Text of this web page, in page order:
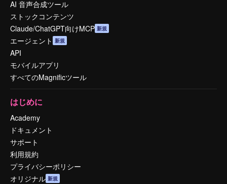
AI 音声合成ツール
ストックコンテンツ
Claude/ChatGPT向けMCP 新規
エージェント 新規
API
モバイルアプリ
すべてのMagnificツール
はじめに
Academy
ドキュメント
サポート
利用規約
プライバシーポリシー
オリジナル 新規